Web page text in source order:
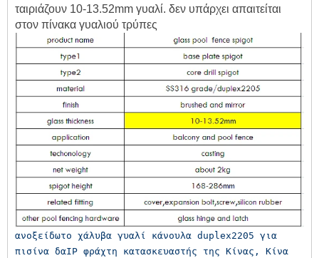
ταιριάζουν 10-13.52mm γυαλί. δεν υπάρχει απαιτείται
στον πίνακα γυαλιού τρύπες
ανοξείδωτο χάλυβα γυαλί κάνουλα duplex2205 για
πισίνα δαΙΡ φράχτη κατασκευαστής της Κίνας, Κίνα